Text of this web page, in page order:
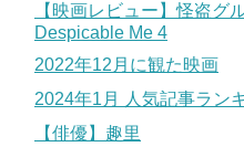
【映画レビュー】怪盗グ
Despicable Me 4
2022年12月に観た映画
2024年1月 人気記事ラン
【俳優】趣里